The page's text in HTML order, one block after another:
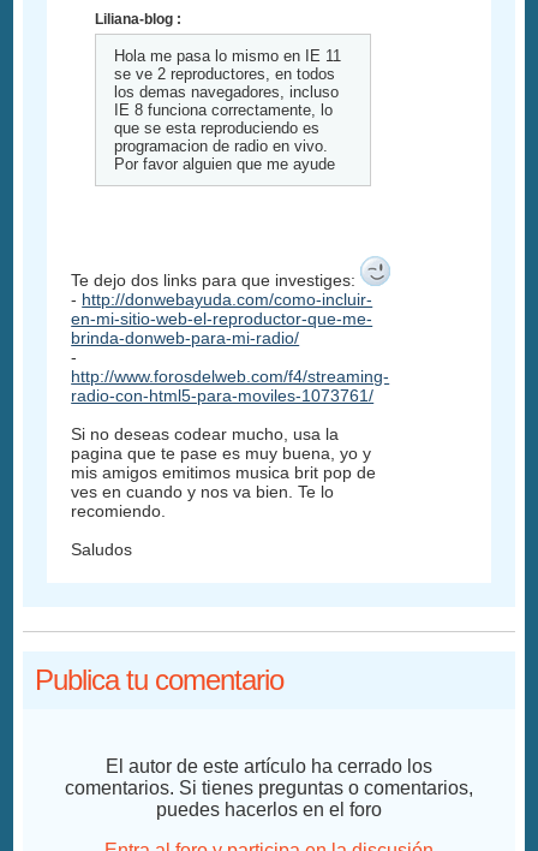
Liliana-blog :
Hola me pasa lo mismo en IE 11
se ve 2 reproductores, en todos
los demas navegadores, incluso
IE 8 funciona correctamente, lo
que se esta reproduciendo es
programacion de radio en vivo.
Por favor alguien que me ayude
Te dejo dos links para que investiges:
- http://donwebayuda.com/como-incluir-
en-mi-sitio-web-el-reproductor-que-me-
brinda-donweb-para-mi-radio/
-
http://www.forosdelweb.com/f4/streaming-
radio-con-html5-para-moviles-1073761/
Si no deseas codear mucho, usa la
pagina que te pase es muy buena, yo y
mis amigos emitimos musica brit pop de
ves en cuando y nos va bien. Te lo
recomiendo.
Saludos
Publica tu comentario
El autor de este artículo ha cerrado los
comentarios. Si tienes preguntas o comentarios,
puedes hacerlos en el foro